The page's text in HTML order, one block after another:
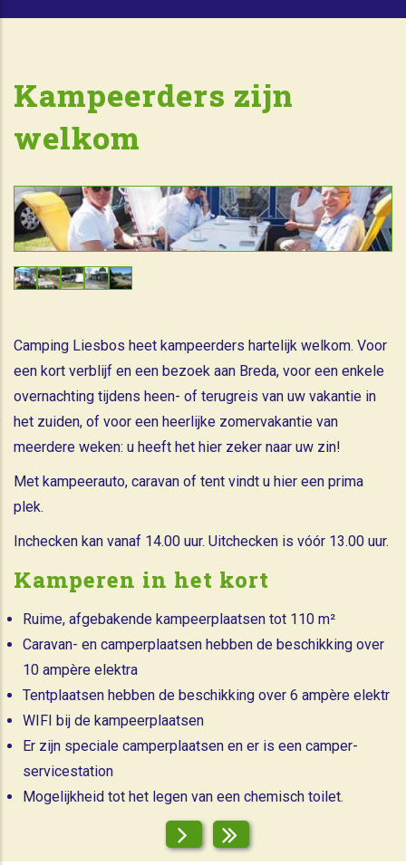
Kampeerders zijn
welkom
Camping Liesbos heet kampeerders hartelijk welkom. Voor
een kort verblijf en een bezoek aan Breda, voor een enkele
overnachting tijdens heen- of terugreis van uw vakantie in
het zuiden, of voor een heerlijke zomervakantie van
meerdere weken: u heeft het hier zeker naar uw zin!
Met kampeerauto, caravan of tent vindt u hier een prima
plek.
Inchecken kan vanaf 14.00 uur. Uitchecken is vóór 13.00 uur.
Kamperen in het kort
Ruime, afgebakende kampeerplaatsen tot 110 m²
Caravan- en camperplaatsen hebben de beschikking over
10 ampère elektra
Tentplaatsen hebben de beschikking over 6 ampère elektr
WIFI bij de kampeerplaatsen
Er zijn speciale camperplaatsen en er is een camper-
servicestation
Mogelijkheid tot het legen van een chemisch toilet.